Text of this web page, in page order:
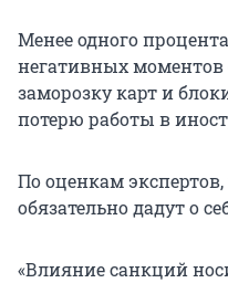
Менее одного
негативных моментов
заморозку карт и
потерю работы в
По оценкам
обязательно дадут о
«Влияние санкций